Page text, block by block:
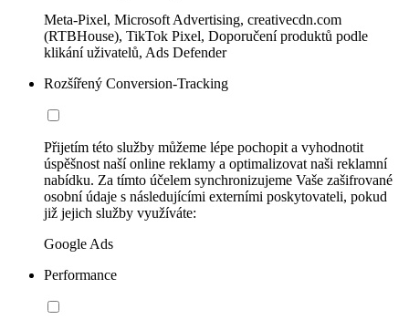
Meta-Pixel, Microsoft Advertising, creativecdn.com
(RTBHouse), TikTok Pixel, Doporučení produktů podle
klikání uživatelů, Ads Defender
Rozšířený Conversion-Tracking
Přijetím této služby můžeme lépe pochopit a vyhodnotit
úspěšnost naší online reklamy a optimalizovat naši reklamní
nabídku. Za tímto účelem synchronizujeme Vaše zašifrované
osobní údaje s následujícími externími poskytovateli, pokud
již jejich služby využíváte:
Google Ads
Performance